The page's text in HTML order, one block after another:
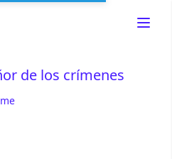
de los crímenes